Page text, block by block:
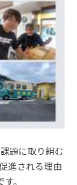
題に取り組む
進される理由
。